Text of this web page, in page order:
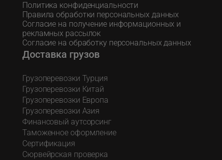
Политика конфиденциальности
Правила обработки персональных данных
Согласие на получение информационных и
рекламных рассылок
Согласие на обработку персональных данных
Доставка грузов
Грузоперевозки Турция
Грузоперевозки Китай
Грузоперевозки Европа
Грузоперевозки Азия
Финансовый аутсорсинг
Таможенное оформление
Сертификация
Сюрвейрская проверка